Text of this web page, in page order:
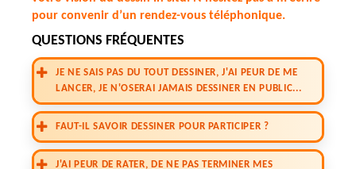
pour convenir d’un rendez-vous téléphonique.
QUESTIONS FRÉQUENTES
JE NE SAIS PAS DU TOUT DESSINER, J'AI PEUR DE ME
LANCER, JE N'OSERAI JAMAIS DESSINER EN PUBLIC...
FAUT-IL SAVOIR DESSINER POUR PARTICIPER ?
J'AI PEUR DE RATER, DE NE PAS TERMINER MES